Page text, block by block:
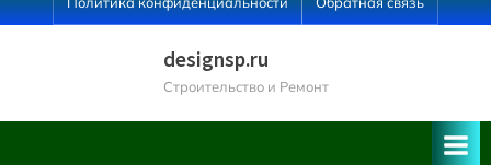
to
designsp.ru
Строительство и Ремонт